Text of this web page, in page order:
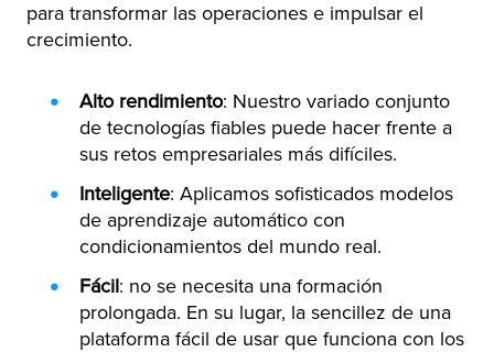
para transformar las operaciones e impulsar el
crecimiento.
Alto rendimiento: Nuestro variado conjunto
de tecnologías fiables puede hacer frente a
sus retos empresariales más difíciles.
Inteligente: Aplicamos sofisticados modelos
de aprendizaje automático con
condicionamientos del mundo real.
Fácil: no se necesita una formación
prolongada. En su lugar, la sencillez de una
plataforma fácil de usar que funciona con los